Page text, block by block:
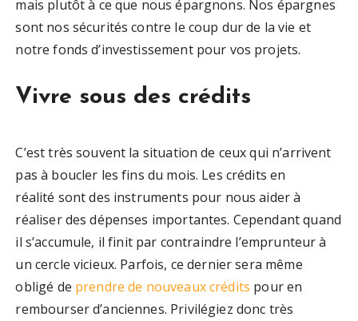
mais plutôt à ce que nous épargnons. Nos épargnes
sont nos sécurités contre le coup dur de la vie et
notre fonds d’investissement pour vos projets.
Vivre sous des crédits
C’est très souvent la situation de ceux qui n’arrivent
pas à boucler les fins du mois. Les crédits en
réalité sont des instruments pour nous aider à
réaliser des dépenses importantes. Cependant quand
il s’accumule, il finit par contraindre l’emprunteur à
un cercle vicieux. Parfois, ce dernier sera même
obligé de prendre de nouveaux crédits pour en
rembourser d’anciennes. Privilégiez donc très